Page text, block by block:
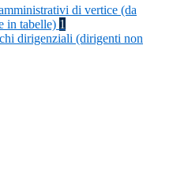
di vertice (da
in tabelle) 1
dirigenziali (dirigenti non